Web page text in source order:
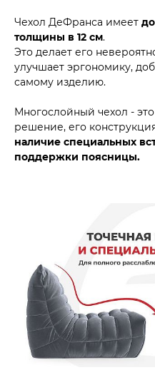
Чехол ДеФранса имеет
толщины в 12 см.
Это делает его
улучшает эргономику,
самому изделию.
Многослойный чехол -
решение, его
наличие специальных
поддержки поясницы.